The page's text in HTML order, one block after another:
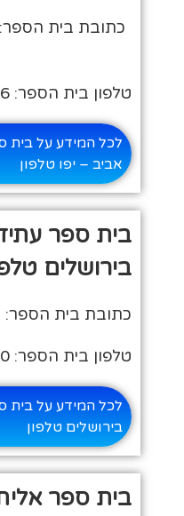
כתובת בית הספר:
טלפון בית הספר: 03-5624666
לכל המידע על בית
אביב – יפו טלפון
בית ספר
בירושלים
כתובת בית הספר:
טלפון בית הספר: 02-5023350
לכל המידע על בית
בירושלים טלפון
בית ספר